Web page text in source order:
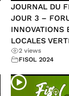
JOURNAL DU
JOUR 3 –
INNOVATIONS
LOCALES
2 views
FISOL 2024